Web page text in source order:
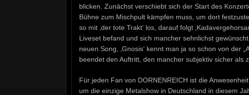
blicken. Zunächst verschiebt sich der Start des
Bühne zum Mischpult kämpfen muss, um dort
so mit ‚der tote Trakt‘ los, darauf folgt
Liveset befand und sich mancher sehnlichst
neuen Song, ‚Gnosis‘ kennt man ja so schon von der
beendet den Auftritt, den mancher subjektiv sicher als
Für jeden Fan von DORNENREICH ist die
um die einzige Metalshow in Deutschland in diesem